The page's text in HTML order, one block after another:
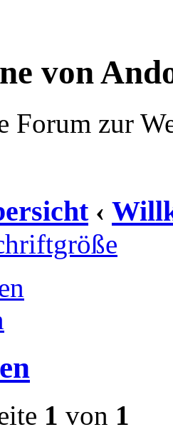
von
Forum zur
‹
1 von 1